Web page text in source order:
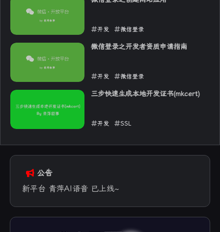
开发 微信登录
2025-06-20
微信登录之开发者资质申请指南
开发 微信登录
2025-06-17
三步快速生成本地开发证书(mkcert)
开发 SSL
公告
新平台 青萍AI语音 已上线~